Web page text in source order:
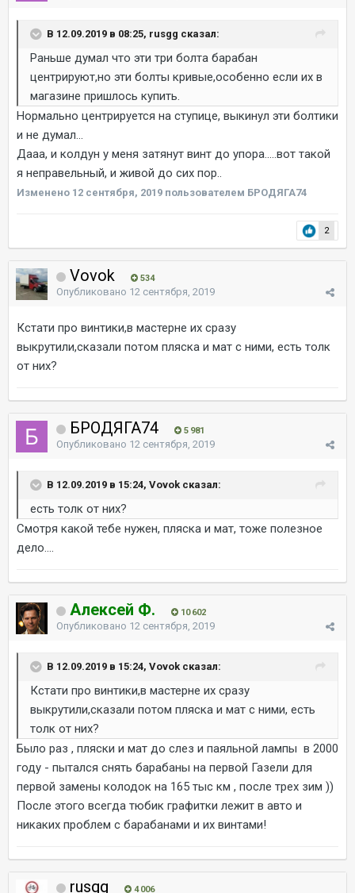
В 12.09.2019 в 08:25, rusgg сказал:
Раньше думал что эти три болта барабан
центрируют,но эти болты кривые,особенно если их в
магазине пришлось купить.
Нормально центрируется на ступице, выкинул эти болтики
и не думал...
Дааа, и колдун у меня затянут винт до упора.....вот такой
я неправельный, и живой до сих пор..
Изменено 12 сентября, 2019 пользователем БРОДЯГА74
2
Vovok 534
Опубликовано 12 сентября, 2019
Кстати про винтики,в мастерне их сразу
выкрутили,сказали потом пляска и мат с ними, есть толк
от них?
БРОДЯГА74 5 981
Опубликовано 12 сентября, 2019
В 12.09.2019 в 15:24, Vovok сказал:
есть толк от них?
Смотря какой тебе нужен, пляска и мат, тоже полезное
дело....
Алексей Ф. 10 602
Опубликовано 12 сентября, 2019
В 12.09.2019 в 15:24, Vovok сказал:
Кстати про винтики,в мастерне их сразу
выкрутили,сказали потом пляска и мат с ними, есть
толк от них?
Было раз , пляски и мат до слез и паяльной лампы в 2000
году - пытался снять барабаны на первой Газели для
первой замены колодок на 165 тыс км , после трех зим ))
После этого всегда тюбик графитки лежит в авто и
никаких проблем с барабанами и их винтами!
rusgg 4 006